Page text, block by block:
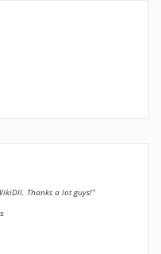
Thanks a lot guys!”